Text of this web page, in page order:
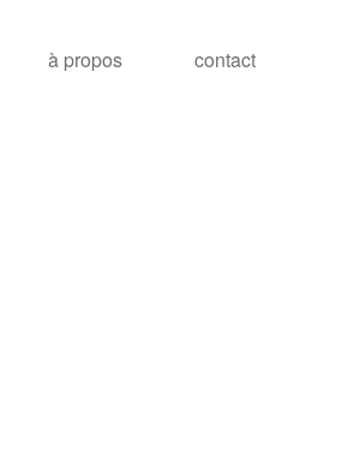
à propos contact